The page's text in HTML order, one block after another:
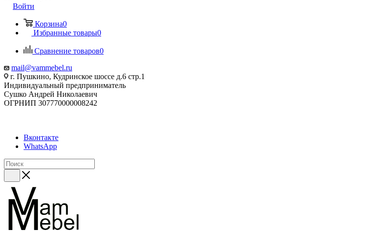
Войти
Корзина0
Избранные товары0
Сравнение товаров0
mail@vammebel.ru
г. Пушкино, Кудринское шоссе д.6 стр.1
Индивидуальный предприниматель
Сушко Андрей Николаевич
ОГРНИП 307770000008242
Вконтакте
WhatsApp